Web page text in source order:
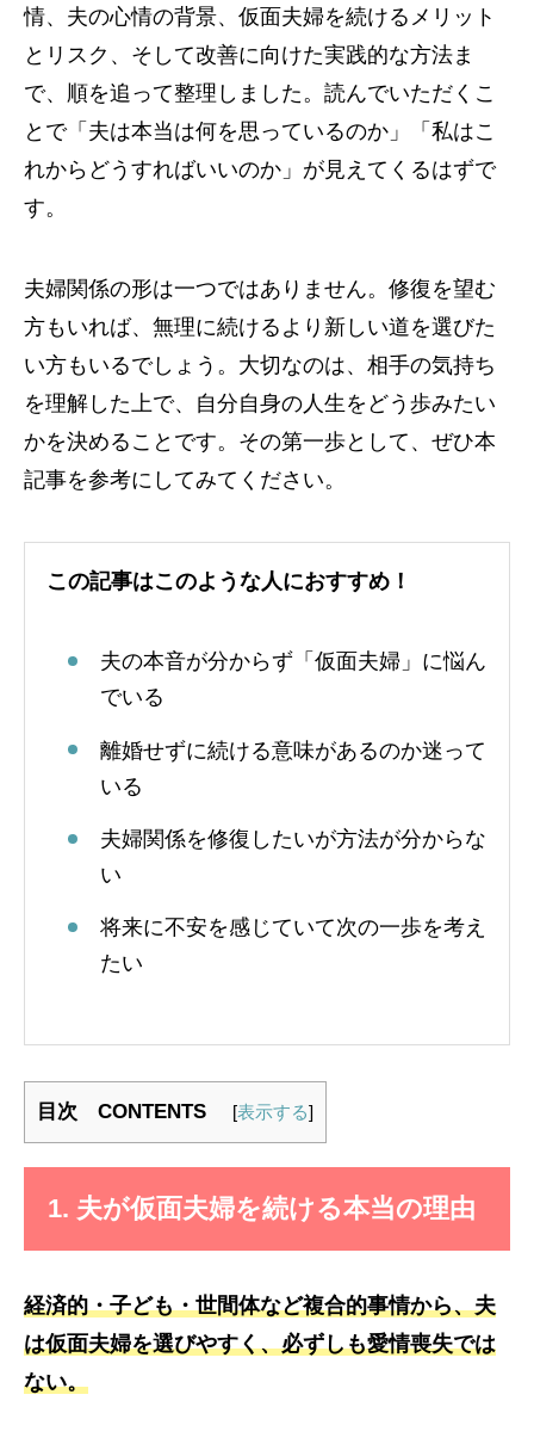
情、夫の心情の背景、仮面夫婦を続けるメリット
とリスク、そして改善に向けた実践的な方法ま
で、順を追って整理しました。読んでいただくこ
とで「夫は本当は何を思っているのか」「私はこ
れからどうすればいいのか」が見えてくるはずで
す。
夫婦関係の形は一つではありません。修復を望む
方もいれば、無理に続けるより新しい道を選びた
い方もいるでしょう。大切なのは、相手の気持ち
を理解した上で、自分自身の人生をどう歩みたい
かを決めることです。その第一歩として、ぜひ本
記事を参考にしてみてください。
この記事はこのような人におすすめ！
夫の本音が分からず「仮面夫婦」に悩ん
でいる
離婚せずに続ける意味があるのか迷って
いる
夫婦関係を修復したいが方法が分からな
い
将来に不安を感じていて次の一歩を考え
たい
目次 CONTENTS [表示する]
1. 夫が仮面夫婦を続ける本当の理由
経済的・子ども・世間体など複合的事情から、夫
は仮面夫婦を選びやすく、必ずしも愛情喪失では
ない。